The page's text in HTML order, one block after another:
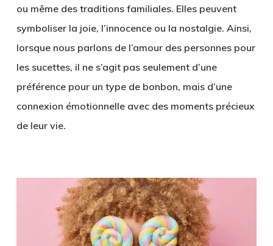
ou même des traditions familiales. Elles peuvent
symboliser la joie, l’innocence ou la nostalgie. Ainsi,
lorsque nous parlons de l’amour des personnes pour
les sucettes, il ne s’agit pas seulement d’une
préférence pour un type de bonbon, mais d’une
connexion émotionnelle avec des moments précieux
de leur vie.